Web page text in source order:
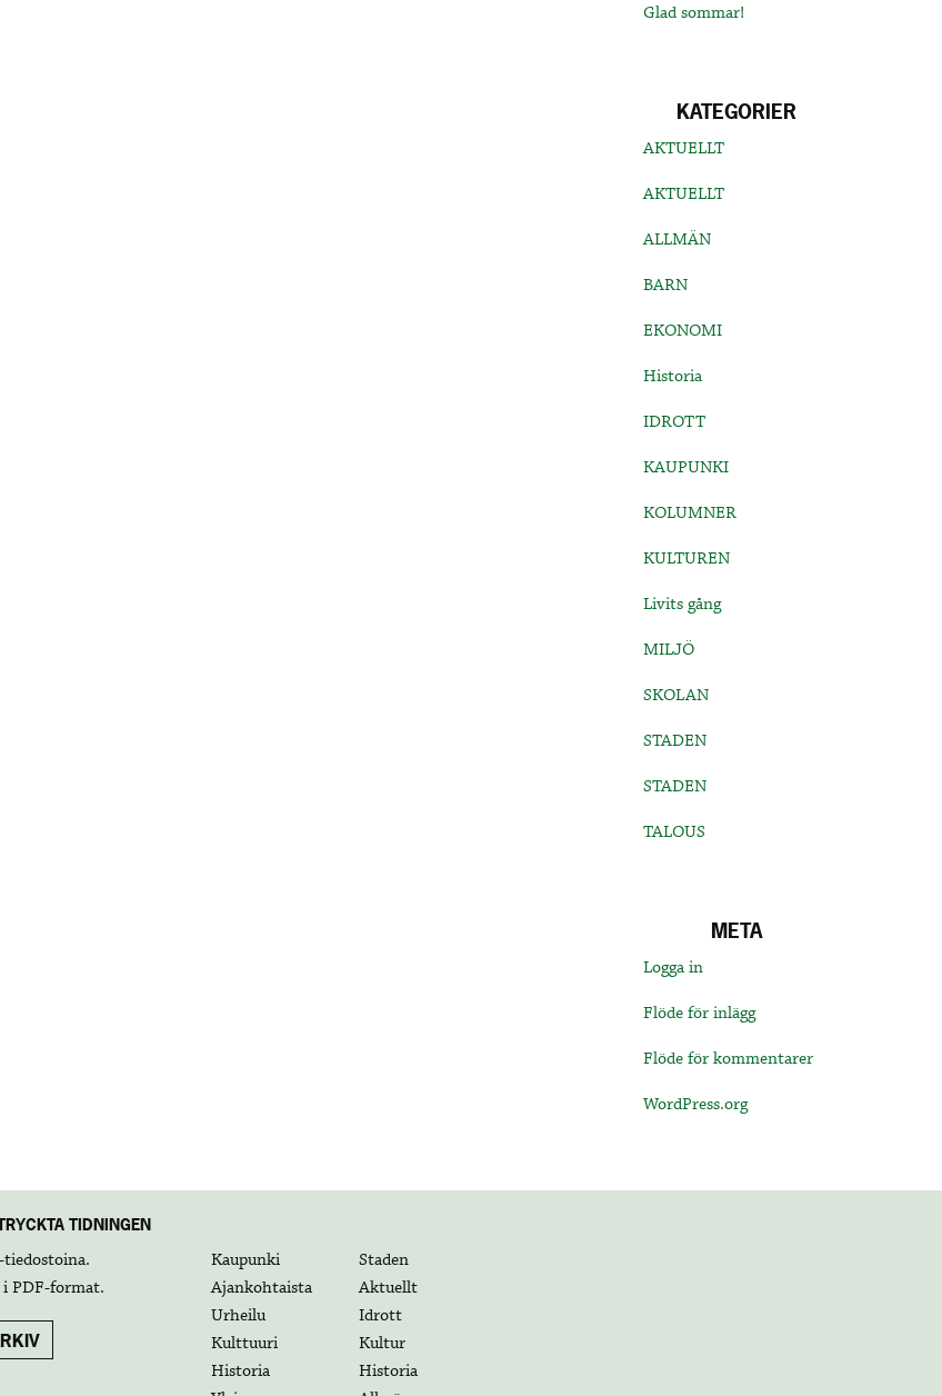
Glad sommar!
KATEGORIER
AKTUELLT
AKTUELLT
ALLMÄN
BARN
EKONOMI
Historia
IDROTT
KAUPUNKI
KOLUMNER
KULTUREN
Livits gång
MILJÖ
SKOLAN
STADEN
STADEN
TALOUS
META
Logga in
Flöde för inlägg
Flöde för kommentarer
WordPress.org
TIDNINGEN
tiedostoina.
iPDF-format.
Kaupunki
Staden
Ajankohtaista
Aktuellt
Urheilu
Idrott
Kulttuuri
Kultur
Historia
Historia